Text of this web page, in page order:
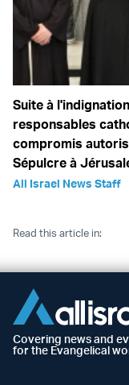
Suite à
responsables
compromis
Sépulcre à
All Israel News Staff
Read this article in:
Covering news and
for the Evangelical